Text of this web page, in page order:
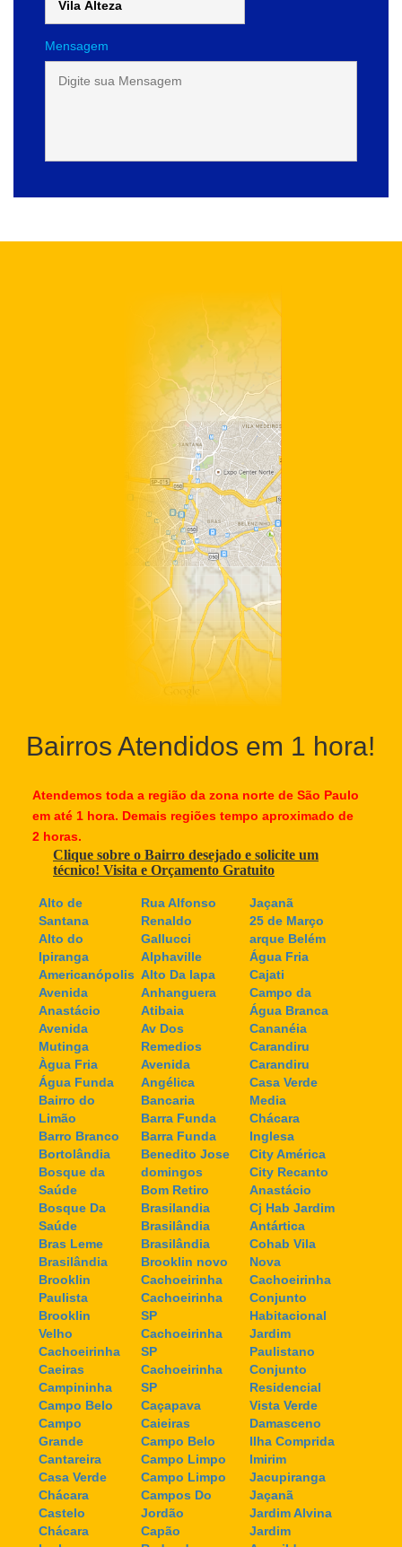
Mensagem
Bairros Atendidos em 1 hora!
Atendemos toda a região da zona norte de São Paulo
em até 1 hora. Demais regiões tempo aproximado de
2 horas.
Clique sobre o Bairro desejado e solicite um
técnico! Visita e Orçamento Gratuito
Alto de
Santana
Alto do
Ipiranga
Americanópolis
Avenida
Anastácio
Avenida
Mutinga
Àgua Fria
Água Funda
Bairro do
Limão
Barro Branco
Bortolândia
Bosque da
Saúde
Bosque Da
Saúde
Bras Leme
Brasilândia
Brooklin
Paulista
Brooklin
Velho
Cachoeirinha
Caeiras
Campininha
Campo Belo
Campo
Grande
Cantareira
Casa Verde
Chácara
Castelo
Chácara
Rua Alfonso
Renaldo
Gallucci
Alphaville
Alto Da lapa
Anhanguera
Atibaia
Av Dos
Remedios
Avenida
Angélica
Bancaria
Barra Funda
Barra Funda
Benedito Jose
domingos
Bom Retiro
Brasilandia
Brasilândia
Brasilândia
Brooklin novo
Cachoeirinha
Cachoeirinha
SP
Cachoeirinha
SP
Cachoeirinha
SP
Caçapava
Caieiras
Campo Belo
Campo Limpo
Campo Limpo
Campos Do
Jordão
Capão
Jaçanã
25 de Março
arque Belém
Água Fria
Cajati
Campo da
Água Branca
Cananéia
Carandiru
Carandiru
Casa Verde
Media
Chácara
Inglesa
City América
City Recanto
Anastácio
Cj Hab Jardim
Antártica
Cohab Vila
Nova
Cachoeirinha
Conjunto
Habitacional
Jardim
Paulistano
Conjunto
Residencial
Vista Verde
Damasceno
Ilha Comprida
Imirim
Jacupiranga
Jaçanã
Jardim Alvina
Jardim